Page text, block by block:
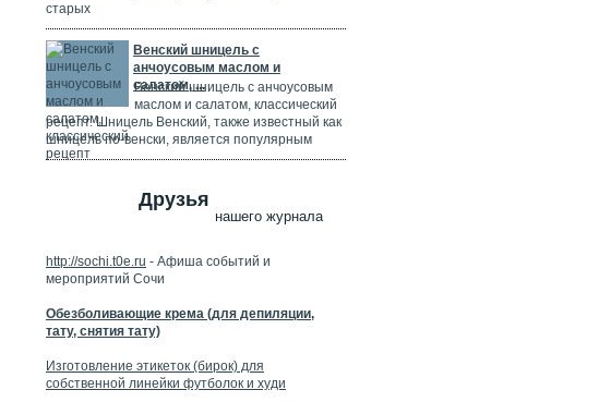
старых
Венский шницель с
анчоусовым маслом и
салатом, ...
Венский шницель с анчоусовым
маслом и салатом, классический
рецепт. Шницель Венский, также известный как
шницель по-венски, является популярным
Друзья
нашего журнала
http://sochi.t0e.ru - Афиша событий и
мероприятий Сочи
Обезболивающие крема (для депиляции,
тату, снятия тату)
Изготовление этикеток (бирок) для
собственной линейки футболок и худи